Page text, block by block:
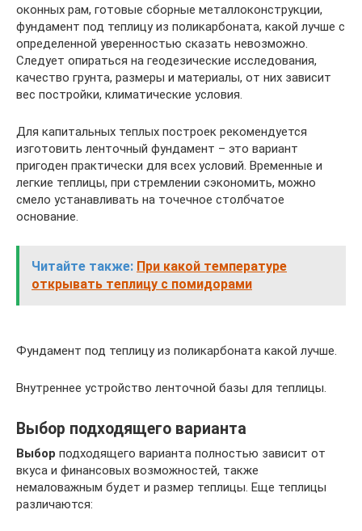
оконных рам, готовые сборные металлоконструкции,
фундамент под теплицу из поликарбоната, какой лучше с
определенной уверенностью сказать невозможно.
Следует опираться на геодезические исследования,
качество грунта, размеры и материалы, от них зависит
вес постройки, климатические условия.
Для капитальных теплых построек рекомендуется
изготовить ленточный фундамент – это вариант
пригоден практически для всех условий. Временные и
легкие теплицы, при стремлении сэкономить, можно
смело устанавливать на точечное столбчатое
основание.
Читайте также: При какой температуре
открывать теплицу с помидорами
Фундамент под теплицу из поликарбоната какой лучше.
Внутреннее устройство ленточной базы для теплицы.
Выбор подходящего варианта
Выбор подходящего варианта полностью зависит от
вкуса и финансовых возможностей, также
немаловажным будет и размер теплицы. Еще теплицы
различаются: